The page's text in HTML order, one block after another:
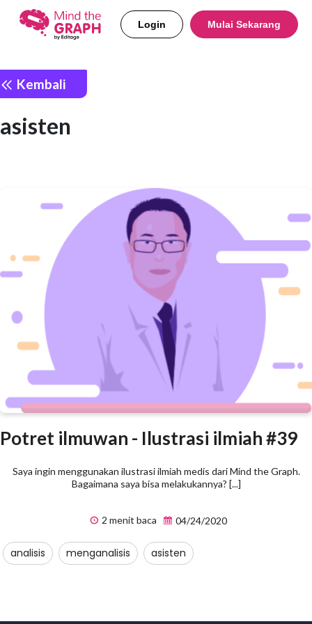
Login Mulai Sekarang
Kembali
asisten
Potret ilmuwan - Ilustrasi ilmiah #39
Saya ingin menggunakan ilustrasi ilmiah medis dari Mind the Graph.
Bagaimana saya bisa melakukannya? [...]
2 menit baca 04/24/2020
analisis menganalisis asisten